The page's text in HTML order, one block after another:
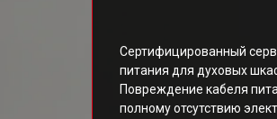
Сертифицированный
питания для духовых
Повреждение кабеля
полному отсутствию